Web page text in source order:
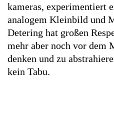
kameras, ex­periment­iert
analogem Klein­bild und
Detering hat großen
mehr aber noch vor dem
denken und zu
kein Tabu.